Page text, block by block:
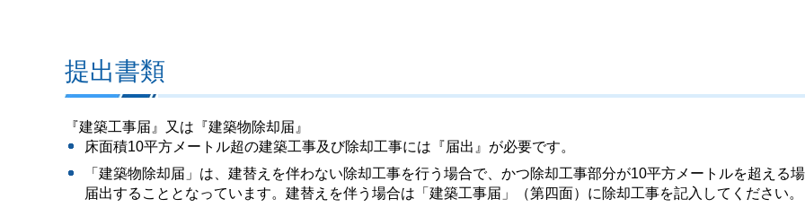
提出書類
『建築工事届』又は『建築物除却届』
床面積10平方メートル超の建築工事及び除却工事には『届出』が必要です。
「建築物除却届」は、建替えを伴わない除却工事を行う場合で、かつ除却工事部分が10平方メートルを超える
届出することとなっています。建替えを伴う場合は「建築工事届」（第四面）に除却工事を記入してください。